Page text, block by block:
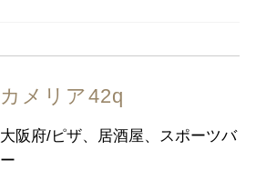
カメリア42q
大阪府/ピザ、居酒屋、スポーツバ
ー